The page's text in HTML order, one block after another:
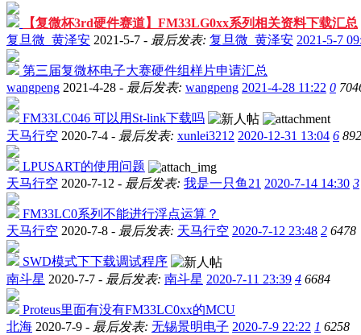
【复微杯3rd硬件赛道】FM33LG0xx系列相关资料下载汇总
复旦微_黄泽安 2021-5-7 - 最后发表: 复旦微_黄泽安 2021-5-7
第三届复微杯电子大赛硬件组样片申请汇总
wangpeng 2021-4-28 - 最后发表: wangpeng 2021-4-28 11:22 0
FM33LC046 可以用St-link下载吗
天马行空 2020-7-4 - 最后发表: xunlei3212 2020-12-31 13:04 6
LPUSART的使用问题
天马行空 2020-7-12 - 最后发表: 我是一只鱼21 2020-7-14 14:30 3
FM33LC0系列不能进行浮点运算？
天马行空 2020-7-8 - 最后发表: 天马行空 2020-7-12 23:48 2 6478
SWD模式下下载调试程序
南斗星 2020-7-7 - 最后发表: 南斗星 2020-7-11 23:39 4 6684
Proteus里面有没有FM33LC0xx的MCU
北海 2020-7-9 - 最后发表: 无锡景明电子 2020-7-9 22:22 1 6258